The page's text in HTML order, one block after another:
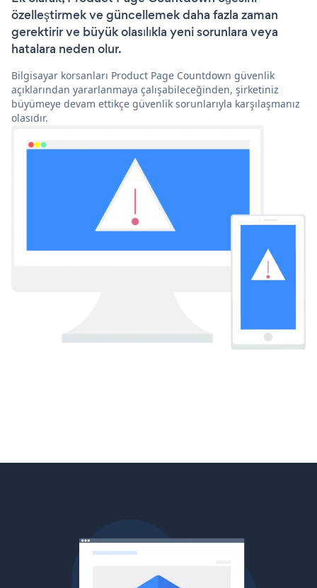
özelleştirmek ve güncellemek daha fazla zaman
gerektirir ve büyük olasılıkla yeni sorunlara veya
hatalara neden olur.
Bilgisayar korsanları Product Page Countdown güvenlik
açıklarından yararlanmaya çalışabileceğinden, şirketiniz
büyümeye devam ettikçe güvenlik sorunlarıyla karşılaşmanız
olasıdır.